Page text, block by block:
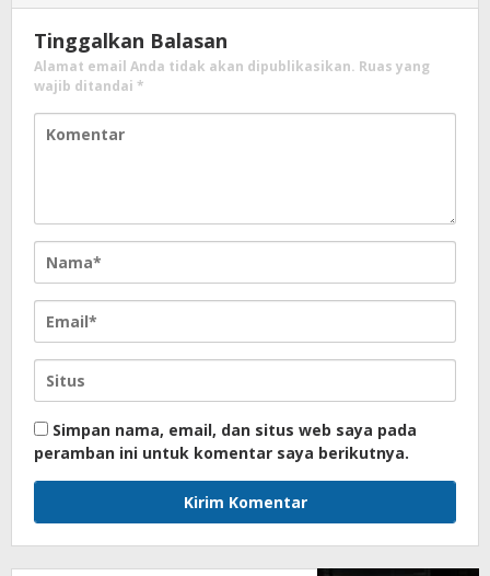
Tinggalkan Balasan
Alamat email Anda tidak akan dipublikasikan. Ruas yang
wajib ditandai *
Simpan nama, email, dan situs web saya pada
peramban ini untuk komentar saya berikutnya.